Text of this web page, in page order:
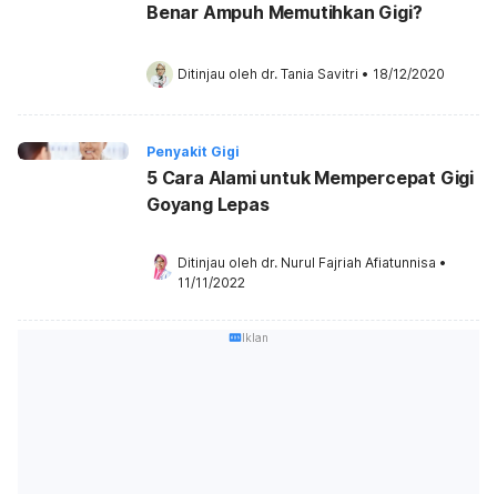
Benar Ampuh Memutihkan Gigi?
Ditinjau oleh dr. Tania Savitri • 18/12/2020
Penyakit Gigi
5 Cara Alami untuk Mempercepat Gigi
Goyang Lepas
Ditinjau oleh dr. Nurul Fajriah Afiatunnisa •
11/11/2022
Iklan